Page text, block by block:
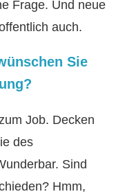
Frage. Und neue
auch.
Sie
Job. Decken
des
Sind
Hmm,